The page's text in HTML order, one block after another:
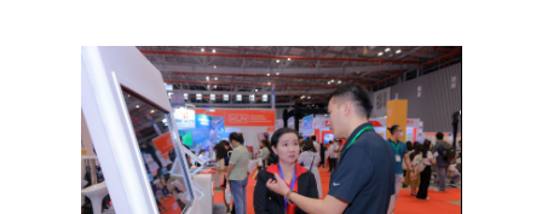
hướng đến cung cấp dịch vụ logistics
chuyên nghiệp, gia tăng tính cạnh tranh,
đáp ứng theo các chuẩn mực quốc tế thì
cần phải phát triển công nghệ và gia tăng
dịch vụ giá trị ngành logistics.